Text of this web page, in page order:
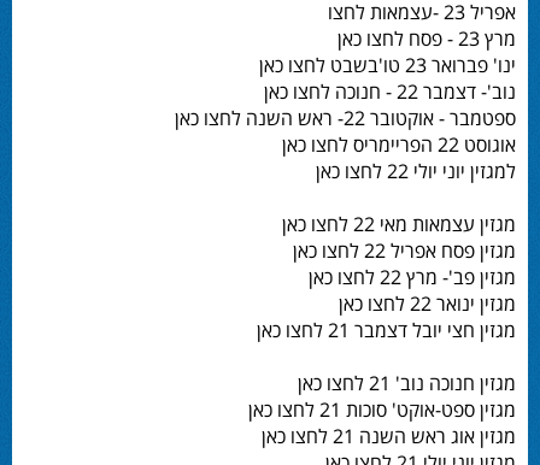
אפריל 23 -עצמאות לחצו
מרץ 23 - פסח לחצו כאן
ינו' פברואר 23 טו'בשבט לחצו כאן
נוב'- דצמבר 22 - חנוכה לחצו כאן
ספטמבר - אוקטובר 22- ראש השנה לחצו כאן
אוגוסט 22 הפריימריס לחצו כאן
למגזין יוני יולי 22 לחצו כאן
מגזין עצמאות מאי 22 לחצו כאן
מגזין פסח אפריל 22 לחצו כאן
מגזין פב'- מרץ 22 לחצו כאן
מגזין ינואר 22 לחצו כאן
מגזין חצי יובל דצמבר 21 לחצו כאן
מגזין חנוכה נוב' 21 לחצו כאן
מגזין ספט-אוקט' סוכות 21 לחצו כאן
מגזין אוג ראש השנה 21 לחצו כאן